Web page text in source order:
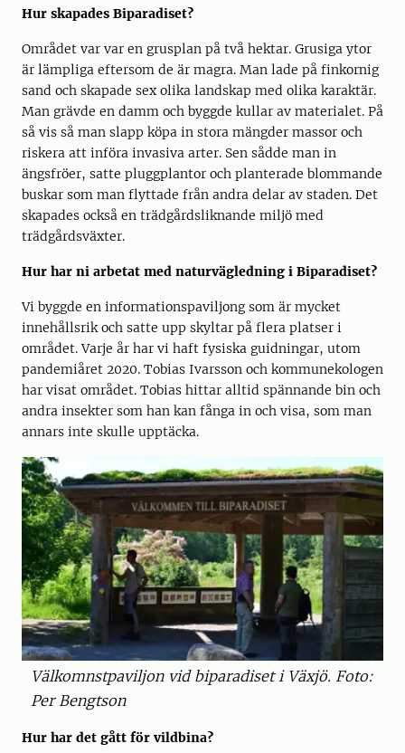
Hur skapades Biparadiset?
Området var var en grusplan på två hektar. Grusiga ytor
är lämpliga eftersom de är magra. Man lade på finkornig
sand och skapade sex olika landskap med olika karaktär.
Man grävde en damm och byggde kullar av materialet. På
så vis så man slapp köpa in stora mängder massor och
riskera att införa invasiva arter. Sen sådde man in
ängsfröer, satte pluggplantor och planterade blommande
buskar som man flyttade från andra delar av staden. Det
skapades också en trädgårdsliknande miljö med
trädgårdsväxter.
Hur har ni arbetat med naturvägledning i Biparadiset?
Vi byggde en informationspaviljong som är mycket
innehållsrik och satte upp skyltar på flera platser i
området. Varje år har vi haft fysiska guidningar, utom
pandemiåret 2020. Tobias Ivarsson och kommunekologen
har visat området. Tobias hittar alltid spännande bin och
andra insekter som han kan fånga in och visa, som man
annars inte skulle upptäcka.
Välkomnstpaviljon vid biparadiset i Växjö. Foto:
Per Bengtson
Hur har det gått för vildbina?